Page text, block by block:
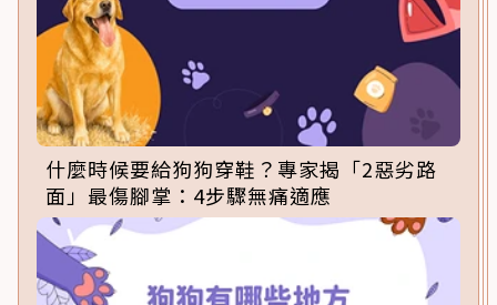
什麼時候要給狗狗穿鞋？專家揭「2惡劣路
面」最傷腳掌：4步驟無痛適應